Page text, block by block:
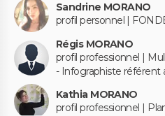
Sandrine MORANO
profil personnel |
Régis MORANO
profil professionnel |
- Infographiste référent
Kathia MORANO
profil professionnel |